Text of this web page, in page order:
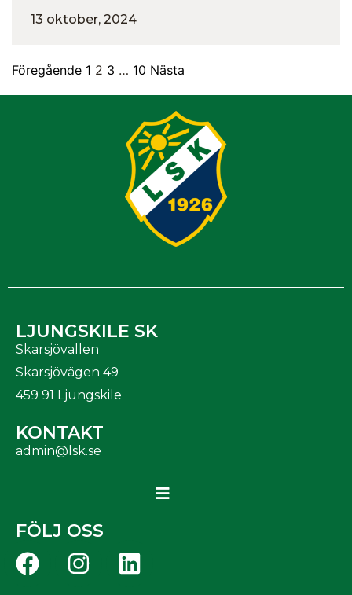
13 oktober, 2024
Föregående 1 2 3 … 10 Nästa
LJUNGSKILE SK
Skarsjövallen
Skarsjövägen 49
459 91 Ljungskile
KONTAKT
admin@lsk.se
FÖLJ OSS